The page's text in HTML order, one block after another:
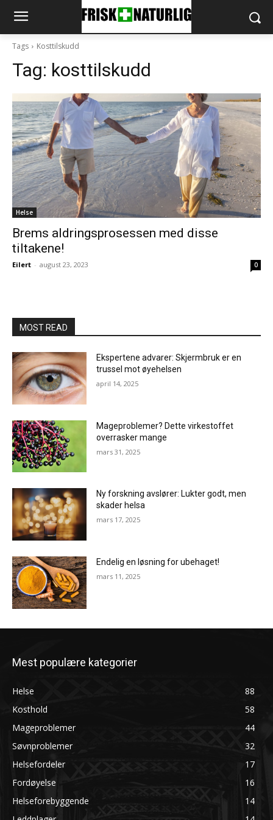
Tags Kosttilskudd
Tag: kosttilskudd
Helse
Brems aldringsprosessen med disse
tiltakene!
Eilert - august 23, 2023 0
MOST READ
Ekspertene advarer: Skjermbruk er en
trussel mot øyehelsen
april 14, 2025
Mageproblemer? Dette virkestoffet
overrasker mange
mars 31, 2025
Ny forskning avslører: Lukter godt, men
skader helsa
mars 17, 2025
Endelig en løsning for ubehaget!
mars 11, 2025
Mest populære kategorier
Helse
88
Kosthold
58
Mageproblemer
44
Søvnproblemer
32
Helsefordeler
17
Fordøyelse
16
Helseforebyggende
14